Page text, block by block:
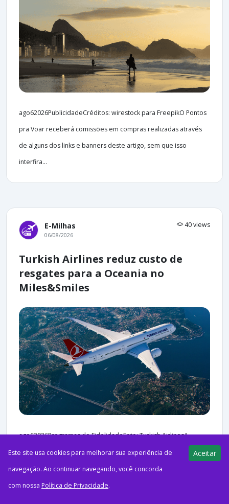
ago62026PublicidadeCréditos: wirestock para FreepikO Pontos
pra Voar receberá comissões em compras realizadas através
de alguns dos links e banners deste artigo, sem que isso
interfira...
E-Milhas 40 views
06/08/2026
Turkish Airlines reduz custo de
resgates para a Oceania no
Miles&Smiles
ago62026Programas de FidelidadeFoto: Turkish AirlinesA
Turkish Airlines reduziu a quantidade de milhas necessária para
emitir passagens-prêmio entre a Turquia e a Oceania no
programa Miles&Smiles....
Este site usa cookies para melhorar sua experiência de
navegação. Ao continuar navegando, você concorda
com nossa Política de Privacidade.
Aceitar